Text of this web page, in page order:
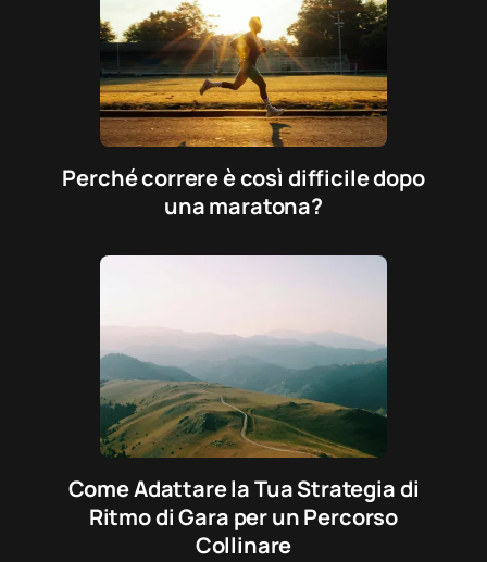
Perché correre è così difficile dopo
una maratona?
Come Adattare la Tua Strategia di
Ritmo di Gara per un Percorso
Collinare